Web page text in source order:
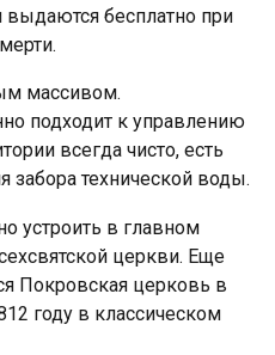
выдаются бесплатно при
массивом.
подходит к управлению
всегда чисто, есть
технической воды.
устроить в главном
церкви. Еще
Покровская церковь в
году в классическом